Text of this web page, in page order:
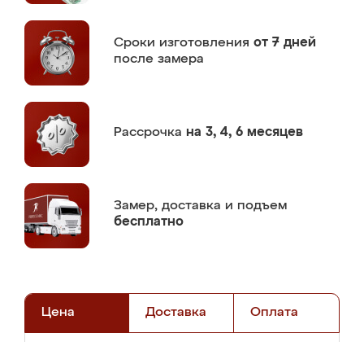
Сроки изготовления от 7 дней
после замера
Рассрочка на 3, 4, 6 месяцев
Замер, доставка и подъем
бесплатно
Цена Доставка Оплата